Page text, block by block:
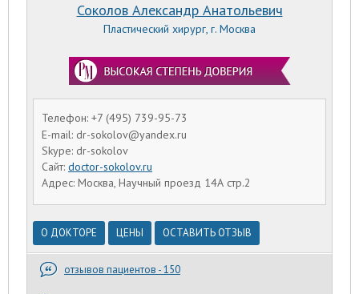
Телефон: +7 (495) 739-95-73
E-mail: dr-sokolov@yandex.ru
Skype: dr-sokolov
Сайт: doctor-sokolov.ru
Адрес: Москва, Научный проезд 14А стр.2
Соколов Александр Анатольевич
Пластический хирург, г. Москва
О ДОКТОРЕ ЦЕНЫ ОСТАВИТЬ ОТЗЫВ
отзывов пациентов - 150